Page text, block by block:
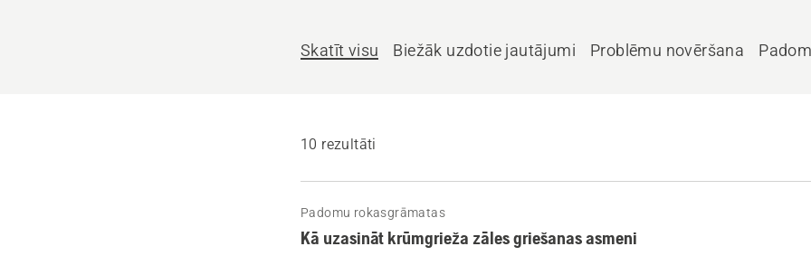
Skatīt visu Biežāk uzdotie jautājumi Problēmu novēršana
10 rezultāti
Padomu rokasgrāmatas
Kā uzasināt krūmgrieža zāles griešanas asmeni